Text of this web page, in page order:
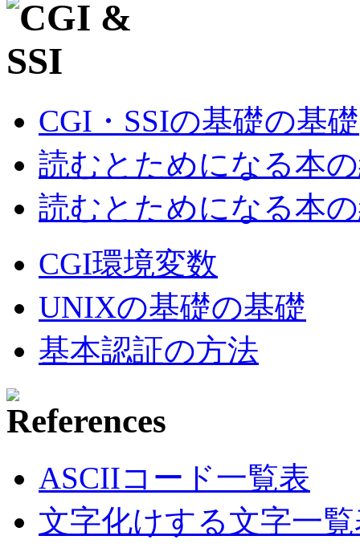
CGI・SSIの基礎の基礎
読むとためになる本
読むとためになる本
CGI環境変数
UNIXの基礎の基礎
基本認証の方法
ASCIIコード一覧表
文字化けする文字一